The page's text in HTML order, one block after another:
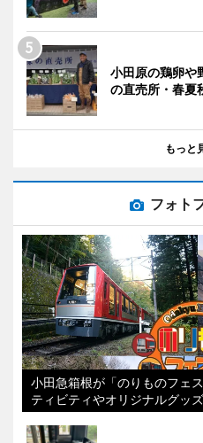
小田原の鶏卵
の直売所・春夏
もっと
フォト
小田急箱根が「のりものフェ
ティビティやオリジナルグッ